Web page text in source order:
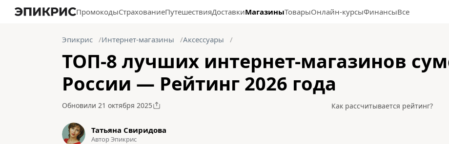
ПромокодыСтрахованиеПутешествияДоставкиМагазиныТоварыОнлайн-курсыФинансыВсе
Эпикрис Интернет-магазины Аксессуары
ТОП-8 лучших интернет-магазинов
России — Рейтинг 2026 года
Обновили 21 октября 2025 Как рассчитывается рейтинг?
Татьяна Свиридова
Автор Эпикрис